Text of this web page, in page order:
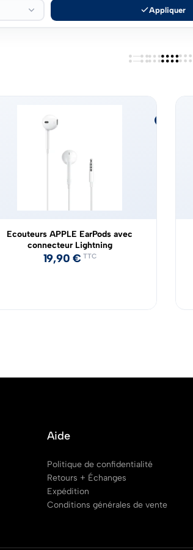
Appliquer
Ecouteurs APPLE EarPods avec
connecteur Lightning
19,90€ TTC
Aide
Politique de confidentialité
Retours + Échanges
Expédition
Conditions générales de vente